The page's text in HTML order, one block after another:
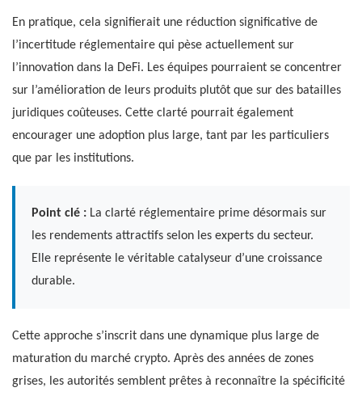
En pratique, cela signifierait une réduction significative de
l’incertitude réglementaire qui pèse actuellement sur
l’innovation dans la DeFi. Les équipes pourraient se concentrer
sur l’amélioration de leurs produits plutôt que sur des batailles
juridiques coûteuses. Cette clarté pourrait également
encourager une adoption plus large, tant par les particuliers
que par les institutions.
Point clé : La clarté réglementaire prime désormais sur
les rendements attractifs selon les experts du secteur.
Elle représente le véritable catalyseur d’une croissance
durable.
Cette approche s’inscrit dans une dynamique plus large de
maturation du marché crypto. Après des années de zones
grises, les autorités semblent prêtes à reconnaître la spécificité